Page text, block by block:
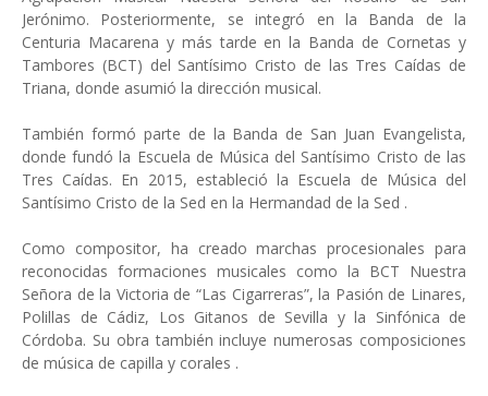
Jerónimo. Posteriormente, se integró en la Banda de la
Centuria Macarena y más tarde en la Banda de Cornetas y
Tambores (BCT) del Santísimo Cristo de las Tres Caídas de
Triana, donde asumió la dirección musical.
También formó parte de la Banda de San Juan Evangelista,
donde fundó la Escuela de Música del Santísimo Cristo de las
Tres Caídas. En 2015, estableció la Escuela de Música del
Santísimo Cristo de la Sed en la Hermandad de la Sed .
Como compositor, ha creado marchas procesionales para
reconocidas formaciones musicales como la BCT Nuestra
Señora de la Victoria de “Las Cigarreras”, la Pasión de Linares,
Polillas de Cádiz, Los Gitanos de Sevilla y la Sinfónica de
Córdoba. Su obra también incluye numerosas composiciones
de música de capilla y corales .